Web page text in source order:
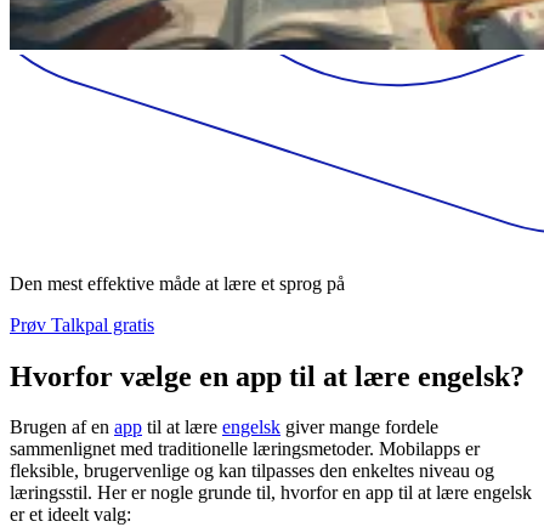
Den mest effektive måde at lære et sprog på
Prøv Talkpal gratis
Hvorfor vælge en app til at lære engelsk?
Brugen af en app til at lære engelsk giver mange fordele
sammenlignet med traditionelle læringsmetoder. Mobilapps er
fleksible, brugervenlige og kan tilpasses den enkeltes niveau og
læringsstil. Her er nogle grunde til, hvorfor en app til at lære engelsk
er et ideelt valg: